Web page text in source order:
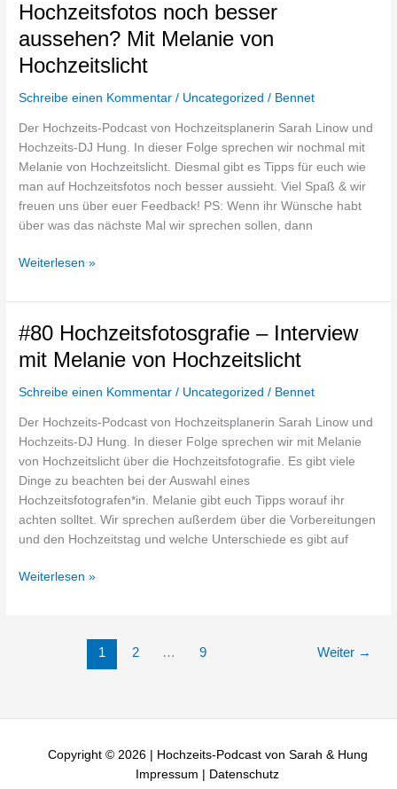
Hochzeitsfotos noch besser
aussehen? Mit Melanie von
Hochzeitslicht
Schreibe einen Kommentar / Uncategorized / Bennet
Der Hochzeits-Podcast von Hochzeitsplanerin Sarah Linow und
Hochzeits-DJ Hung. In dieser Folge sprechen wir nochmal mit
Melanie von Hochzeitslicht. Diesmal gibt es Tipps für euch wie
man auf Hochzeitsfotos noch besser aussieht. Viel Spaß & wir
freuen uns über euer Feedback! PS: Wenn ihr Wünsche habt
über was das nächste Mal wir sprechen sollen, dann
kann
man
auf
Hochzeitsfotos
Weiterlesen »
#80 Hochzeitsfotosgrafie – Interview
mit Melanie von Hochzeitslicht
Schreibe einen Kommentar / Uncategorized / Bennet
Der Hochzeits-Podcast von Hochzeitsplanerin Sarah Linow und
Hochzeits-DJ Hung. In dieser Folge sprechen wir mit Melanie
von Hochzeitslicht über die Hochzeitsfotografie. Es gibt viele
Dinge zu beachten bei der Auswahl eines
Hochzeitsfotografen*in. Melanie gibt euch Tipps worauf ihr
achten solltet. Wir sprechen außerdem über die Vorbereitungen
und den Hochzeitstag und welche Unterschiede es gibt auf
#80
–
Interview
Melanie
von
Hochzeitslicht
Weiterlesen »
1 2 … 9 Weiter →
Copyright © 2026 | Hochzeits-Podcast von Sarah & Hung
Impressum
Datenschutz